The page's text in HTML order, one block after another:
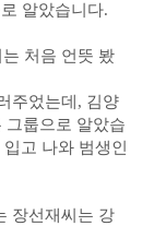
알았습니다.
처음 언뜻 봤
주었는데, 김양
그룹으로 알았습
고 나와 범생인
장선재씨는 강